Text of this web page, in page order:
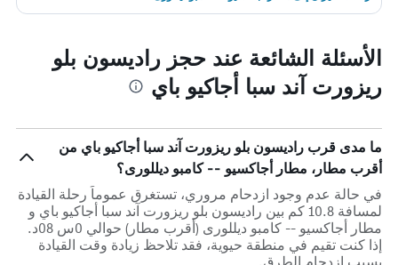
الأسئلة الشائعة عند حجز راديسون بلو
ريزورت آند سبا أجاكيو باي
ما مدى قرب راديسون بلو ريزورت آند سبا أجاكيو باي من
أقرب مطار، مطار أجاكسيو -- كامبو ديللورى؟
في حالة عدم وجود ازدحام مروري، تستغرق عموماً رحلة القيادة
لمسافة 10.8 كم بين راديسون بلو ريزورت آند سبا أجاكيو باي و
مطار أجاكسيو -- كامبو ديللورى (أقرب مطار) حوالي 0س 08د.
إذا كنت تقيم في منطقة حيوية، فقد تلاحظ زيادة وقت القيادة